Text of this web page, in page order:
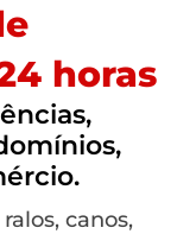
horas
canos,